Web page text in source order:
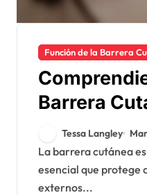
Función de la Barrera
Barrera
Estructura,
Tessa Langley
La barrera cutánea es una capa protectora
esencial que protege
externos...